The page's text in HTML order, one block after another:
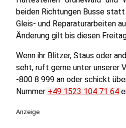
beiden Richtungen Busse statt
Gleis- und Reparaturarbeiten
Änderung gilt bis diesen
Wenn ihr Blitzer, Staus oder
seht, ruft gerne unter unserer
-800 8 999 an oder schickt
Nummer +49 1523 104 71 64
Anzeige